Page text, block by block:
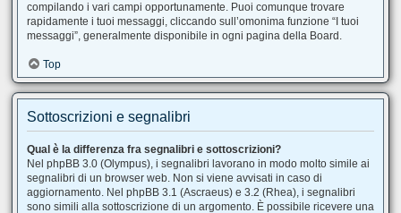
compilando i vari campi opportunamente. Puoi comunque trovare
rapidamente i tuoi messaggi, cliccando sull’omonima funzione “I tuoi
messaggi”, generalmente disponibile in ogni pagina della Board.
Top
Sottoscrizioni e segnalibri
Qual è la differenza fra segnalibri e sottoscrizioni?
Nel phpBB 3.0 (Olympus), i segnalibri lavorano in modo molto simile ai
segnalibri di un browser web. Non si viene avvisati in caso di
aggiornamento. Nel phpBB 3.1 (Ascraeus) e 3.2 (Rhea), i segnalibri
sono simili alla sottoscrizione di un argomento. È possibile ricevere una